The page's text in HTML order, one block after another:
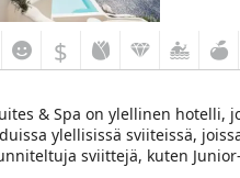
$
& Spa on ylellinen
ylellisissä sviiteissä,
sviittejä, kuten